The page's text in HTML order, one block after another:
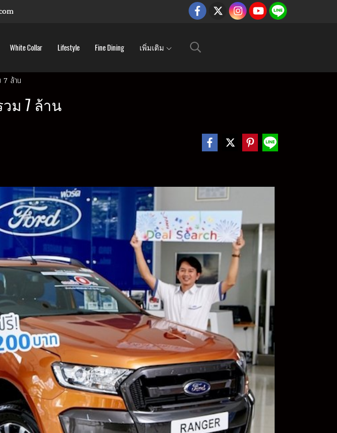
White Collar Lifestyle Fine Dining เพิ่มเติม
7 ล้าน
วม 7 ล้าน